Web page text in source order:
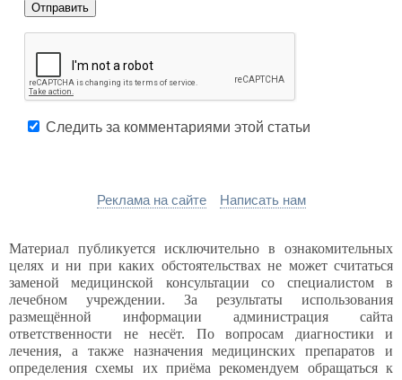
Следить за комментариями этой статьи
Реклама на сайте Написать нам
Материал публикуется исключительно в ознакомительных
целях и ни при каких обстоятельствах не может считаться
заменой медицинской консультации со специалистом в
лечебном учреждении. За результаты использования
размещённой информации администрация сайта
ответственности не несёт. По вопросам диагностики и
лечения, а также назначения медицинских препаратов и
определения схемы их приёма рекомендуем обращаться к